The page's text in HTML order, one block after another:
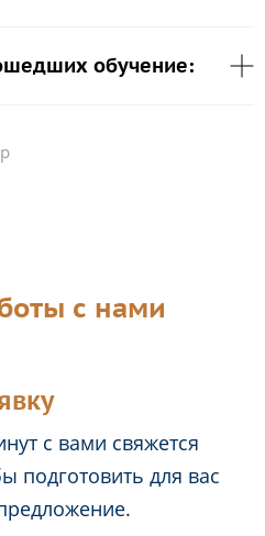
обучение:
с нами
с вами свяжется
подготовить для вас